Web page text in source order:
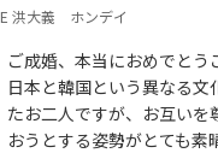
洪大義 ホンデイ
ご成婚、本当におめでとう
日本と韓国という異なる文
たお二人ですが、お互いを
おうとする姿勢がとても素